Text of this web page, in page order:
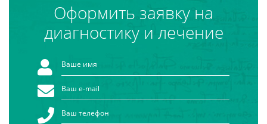
Оформить заявку на
диагностику и лечение